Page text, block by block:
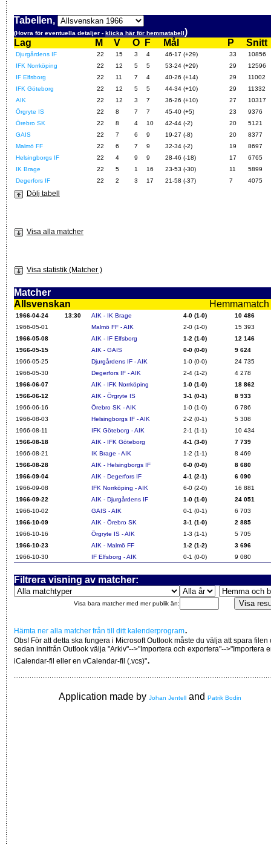
Tabellen,
(Hovra för eventuella detaljer - klicka här för hemmatabell)
Lag
M V O F Mål P Snitt
Djurgårdens IF 22 15 3 4 46-17 (+29) 33
10856
IFK Norrköping
22 12 5 5 53-24 (+29) 29
12596
IF Elfsborg
22 11 7 4 40-26 (+14) 29
11002
IFK Göteborg
22 12 5 5 44-34 (+10) 29
11332
AIK
22 12 3 7 36-26 (+10) 27
10317
Örgryte IS
22 8 7 7 45-40 (+5) 23
9376
Örebro SK
22 8 4 10 42-44 (-2) 20
5121
GAIS
22 7 6 9 19-27 (-8) 20
8377
Malmö FF
22 6 7 9 32-34 (-2) 19
8697
Helsingborgs IF
22 4 9 9 28-46 (-18) 17
6765
IK Brage
22 5 1 16 23-53 (-30) 11
5899
Degerfors IF
22 2 3 17 21-58 (-37) 7 4075
Dölj tabell
Visa alla matcher
Visa statistik (Matcher )
Matcher
Allsvenskan
1966-04-24 13:30 AIK - IK Brage 4-0 (1-0)
10 486
1966-05-01
Malmö FF - AIK 2-0 (1-0)
15 393
1966-05-08
AIK - IF Elfsborg 1-2 (1-0)
12 146
1966-05-15
AIK - GAIS 0-0 (0-0)
9 624
1966-05-25
Djurgårdens IF - AIK 1-0 (0-0)
24 735
1966-05-30
Degerfors IF - AIK 2-4 (1-2)
4 278
1966-06-07
AIK - IFK Norrköping 1-0 (1-0)
18 862
1966-06-12
AIK - Örgryte IS 3-1 (0-1)
8 933
1966-06-16
Örebro SK - AIK 1-0 (1-0)
6 786
1966-08-03
Helsingborgs IF - AIK 2-2 (0-1)
5 308
1966-08-11
IFK Göteborg - AIK 2-1 (1-1)
10 434
1966-08-18
AIK - IFK Göteborg 4-1 (3-0)
7 739
1966-08-21
IK Brage - AIK 1-2 (1-1)
8 469
1966-08-28
AIK - Helsingborgs IF 0-0 (0-0)
8 680
1966-09-04
AIK - Degerfors IF 4-1 (2-1)
6 090
1966-09-08
IFK Norrköping - AIK 6-0 (2-0)
16 881
1966-09-22
AIK - Djurgårdens IF 1-0 (1-0)
24 051
1966-10-02
GAIS - AIK 0-1 (0-1)
6 703
1966-10-09
AIK - Örebro SK 3-1 (1-0)
2 885
1966-10-16
Örgryte IS - AIK 1-3 (1-1)
5 705
1966-10-23
AIK - Malmö FF 1-2 (1-2)
3 696
1966-10-30
IF Elfsborg - AIK 0-1 (0-0) 9 080
Filtrera visning av matcher:
Visa bara matcher med mer publik än:
Hämta ner alla matcher från till ditt kalenderprogram.
Obs! För att detta ska fungera i Microsoft Outlook måste du välja att spara filen
sedan innifrån Outlook välja "Arkiv"-->"Importera och exportera"-->"Importera
iCalendar-fil eller en vCalendar-fil (.vcs)".
Application made by Johan Jentell and Patrik Bodin